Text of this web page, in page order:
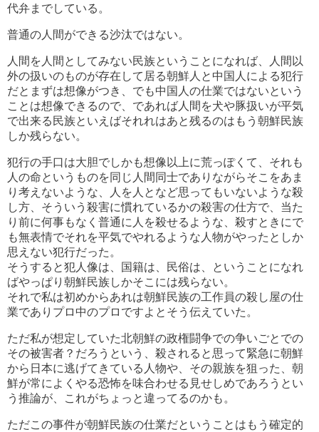
代弁までしている。
普通の人間ができる沙汰ではない。
人間を人間としてみない民族ということになれば、人間以
外の扱いのものが存在して居る朝鮮人と中国人による犯行
だとまずは想像がつき、でも中国人の仕業ではないという
ことは想像できるので、であれば人間を犬や豚扱いが平気
で出来る民族といえばそれれはあと残るのはもう朝鮮民族
しか残らない。
犯行の手口は大胆でしかも想像以上に荒っぽくて、それも
人の命というものを同じ人間同士でありながらそこをあま
り考えないような、人を人となど思ってもいないような殺
し方、そういう殺害に慣れているかの殺害の仕方で、当た
り前に何事もなく普通に人を殺せるような、殺すときにで
も無表情でそれを平気でやれるような人物がやったとしか
思えない犯行だった。
そうすると犯人像は、国籍は、民俗は、ということになれ
ばやっぱり朝鮮民族しかそこには残らない。
それで私は初めからあれは朝鮮民族の工作員の殺し屋の仕
業でありプロ中のプロですよとそう伝えていた。
ただ私が想定していた北朝鮮の政権闘争での争いごとでの
その被害者？だろうという、殺されると思って緊急に朝鮮
から日本に逃げてきている人物や、その親族を狙った、朝
鮮が常によくやる恐怖を味合わせる見せしめであろうとい
う推論が、これがちょっと違ってるのかも。
ただこの事件が朝鮮民族の仕業だということはもう確定的